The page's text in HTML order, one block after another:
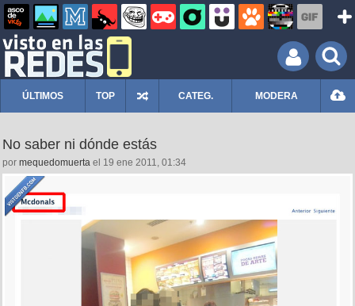
ÚLTIMOS TOP CATEG. MODERA
No saber ni dónde estás
por mequedomuerta el 19 ene 2011, 01:34